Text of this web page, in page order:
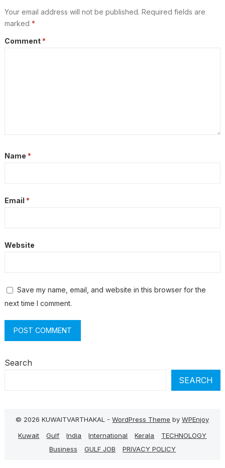
Your email address will not be published. Required fields are
marked *
Comment *
Name *
Email *
Website
Save my name, email, and website in this browser for the
next time I comment.
Search
SEARCH
© 2026 KUWAITVARTHAKAL -WordPress Theme byWPEnjoy
Kuwait
Gulf India International Kerala
TECHNOLOGY
Business
GULF JOB PRIVACY POLICY